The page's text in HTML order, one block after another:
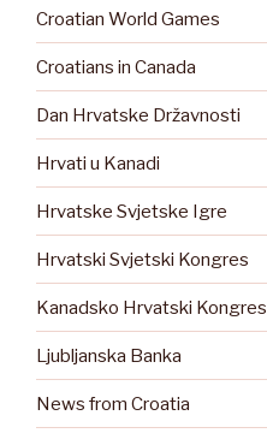
Croatian World Games
Croatians in Canada
Dan Hrvatske Državnosti
Hrvati u Kanadi
Hrvatske Svjetske Igre
Hrvatski Svjetski Kongres
Kanadsko Hrvatski Kongres
Ljubljanska Banka
News from Croatia